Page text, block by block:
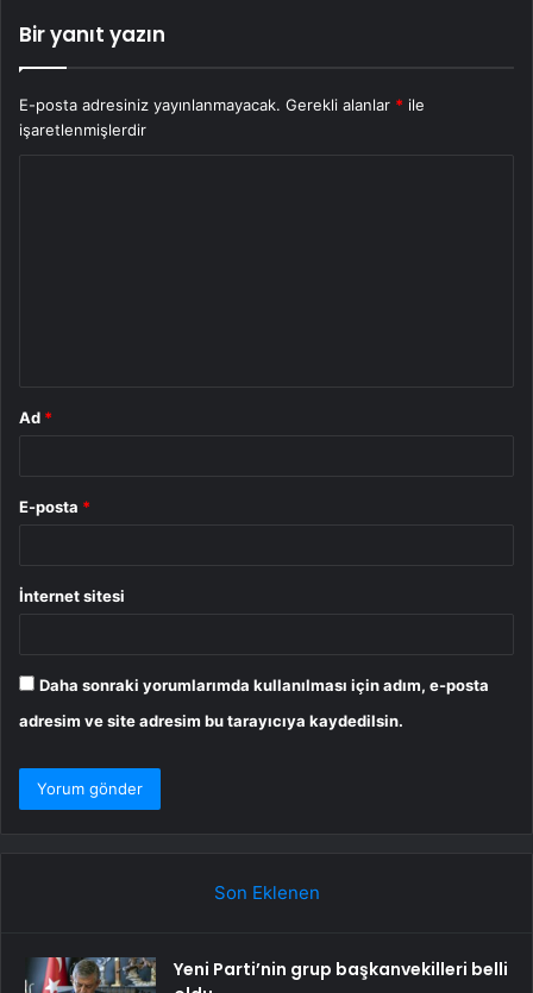
Bir yanıt yazın
E-posta adresiniz yayınlanmayacak. Gerekli alanlar * ile
işaretlenmişlerdir
Ad *
E-posta *
İnternet sitesi
Daha sonraki yorumlarımda kullanılması için adım, e-posta
adresim ve site adresim bu tarayıcıya kaydedilsin.
Son Eklenen
Yeni Parti’nin grup başkanvekilleri belli